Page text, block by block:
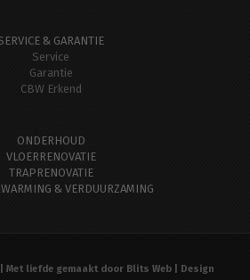
& GARANTIE
Service
Garantie
CBW Erkend
ONDERHOUD
VLOERRENOVATIE
TRAPRENOVATIE
& VERDUURZAMING
Met liefde gemaakt door Blits Web | Design